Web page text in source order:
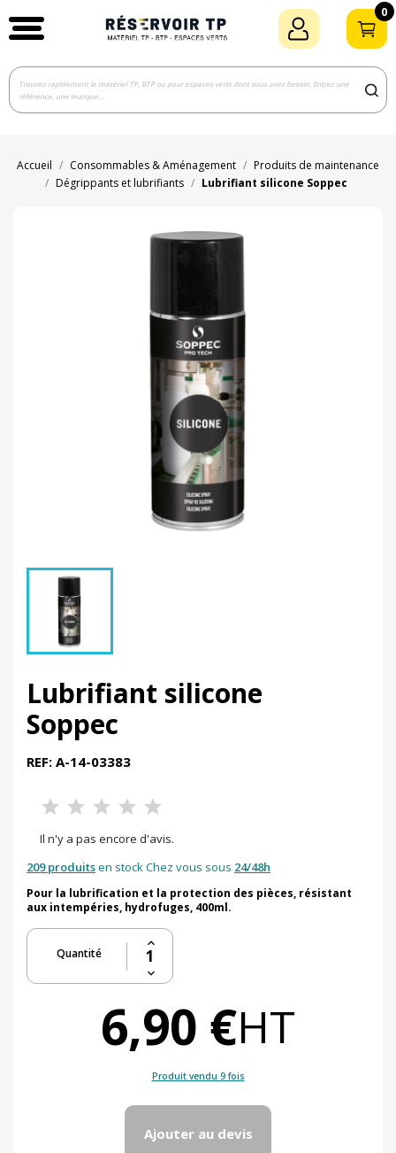
0
Accueil Consommables & Aménagement
Produits de maintenance
Dégrippants et lubrifiants
Lubrifiant silicone Soppec
Lubrifiant silicone
Soppec
REF: A-14-03383
Il n'y a pas encore d'avis.
209 produitsen stock Chez vous sous 24/48h
Pour la lubrification et la protection des pièces, résistant
aux intempéries, hydrofuges, 400ml.
Quantité
6,90 €HT
Produit vendu 9 fois
Ajouter au devis